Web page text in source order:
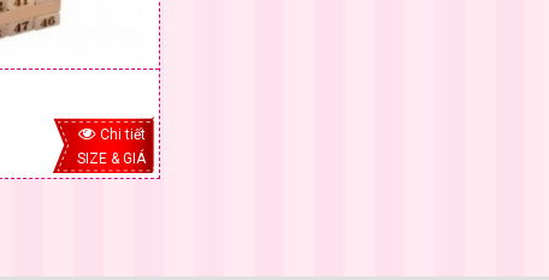
Chi tiết
SIZE & GIÁ